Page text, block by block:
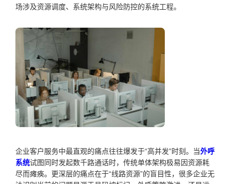
场涉及资源调度、系统架构与风险防控的系统工程。
企业客户服务中最直观的痛点往往爆发于“高并发”时刻。当外呼
系统试图同时发起数千路通话时，传统单体架构极易因资源耗
尽而瘫痪。更深层的痛点在于“线路资源”的盲目性，很多企业无